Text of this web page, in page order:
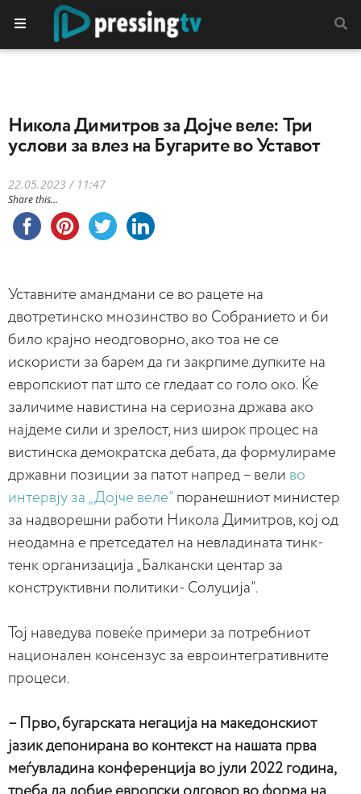
Никола Димитров за Дојче веле: Три
услови за влез на Бугарите во Уставот
22.05.2023 / 11:47
Share this...
Уставните амандмани се во рацете на
двотретинско мнозинство во Собранието и би
било крајно неодговорно, ако тоа не се
искористи за барем да ги закрпиме дупките на
европскиот пат што се гледаат со голо око. Ќе
заличиме навистина на сериозна држава ако
најдеме сили и зрелост, низ широк процес на
вистинска демократска дебата, да формулираме
државни позиции за патот напред – вели во
интервју за „Дојче веле“ поранешниот министер
за надворешни работи Никола Димитров, кој од
неодамна е претседател на невладината тинк-
тенк организација „Балкански центар за
конструктивни политики- Солуција”.
Тој наведува повеќе примери за потребниот
национален консензус за евроинтегративните
процеси.
– Прво, бугарската негација на македонскиот
јазик депонирана во контекст на нашата прва
меѓувладина конференција во јули 2022 година,